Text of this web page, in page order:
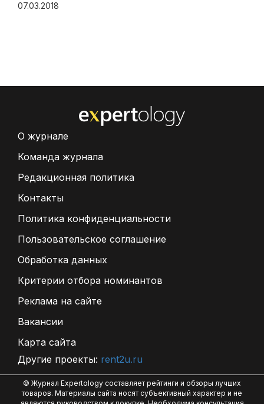
07.03.2018
О журнале
Команда журнала
Редакционная политика
Контакты
Политика конфиденциальности
Пользовательское соглашение
Обработка данных
Критерии отбора номинантов
Реклама на сайте
Вакансии
Карта сайта
Другие проекты: rent2u.ru
© Журнал Expertology составляет рейтинги и обзоры лучших
товаров. Материалы сайта носят субъективный характер и не